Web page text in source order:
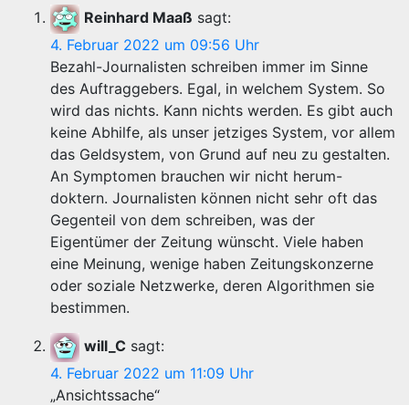
Reinhard Maaß sagt:
4. Februar 2022 um 09:56 Uhr
Bezahl-Journalisten schreiben immer im Sinne
des Auftraggebers. Egal, in welchem System. So
wird das nichts. Kann nichts werden. Es gibt auch
keine Abhilfe, als unser jetziges System, vor allem
das Geldsystem, von Grund auf neu zu gestalten.
An Symptomen brauchen wir nicht herum-
doktern. Journalisten können nicht sehr oft das
Gegenteil von dem schreiben, was der
Eigentümer der Zeitung wünscht. Viele haben
eine Meinung, wenige haben Zeitungskonzerne
oder soziale Netzwerke, deren Algorithmen sie
bestimmen.
will_C sagt:
4. Februar 2022 um 11:09 Uhr
„Ansichtssache“